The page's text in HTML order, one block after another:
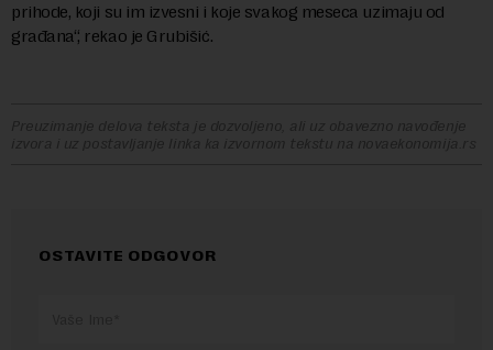
prihode, koji su im izvesni i koje svakog meseca uzimaju od
građana“, rekao je Grubišić.
Preuzimanje delova teksta je dozvoljeno, ali uz obavezno navođenje
izvora i uz postavljanje linka ka izvornom tekstu na novaekonomija.rs
OSTAVITE ODGOVOR